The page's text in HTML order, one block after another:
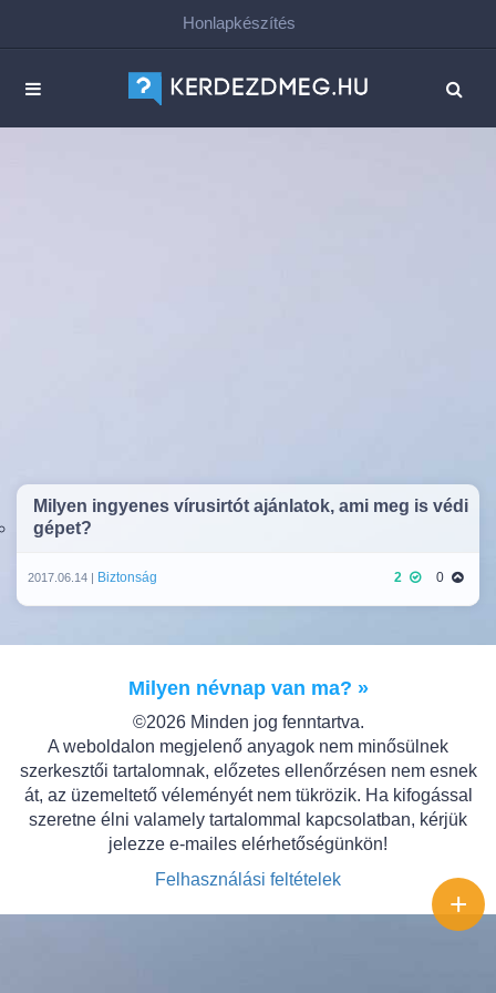
Honlapkészítés
Milyen ingyenes vírusirtót ajánlatok, ami meg is védi
gépet?
2017.06.14 | Biztonság 2 0
Milyen névnap van ma? »
©2026 Minden jog fenntartva.
A weboldalon megjelenő anyagok nem minősülnek
szerkesztői tartalomnak, előzetes ellenőrzésen nem esnek
át, az üzemeltető véleményét nem tükrözik. Ha kifogással
szeretne élni valamely tartalommal kapcsolatban, kérjük
jelezze e-mailes elérhetőségünkön!
Felhasználási feltételek
+